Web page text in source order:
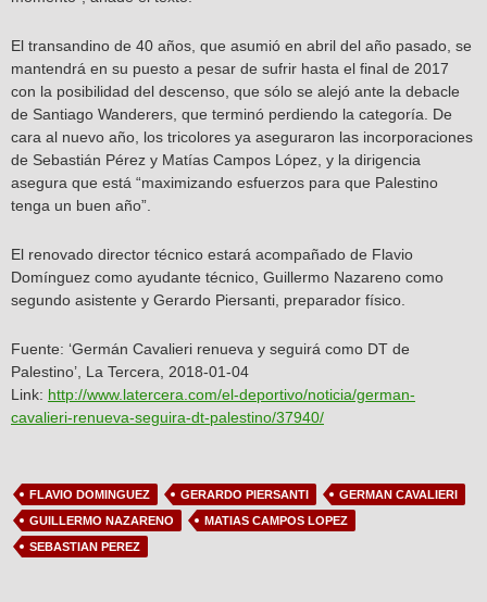
El transandino de 40 años, que asumió en abril del año pasado, se
mantendrá en su puesto a pesar de sufrir hasta el final de 2017
con la posibilidad del descenso, que sólo se alejó ante la debacle
de Santiago Wanderers, que terminó perdiendo la categoría. De
cara al nuevo año, los tricolores ya aseguraron las incorporaciones
de Sebastián Pérez y Matías Campos López, y la dirigencia
asegura que está “maximizando esfuerzos para que Palestino
tenga un buen año”.
El renovado director técnico estará acompañado de Flavio
Domínguez como ayudante técnico, Guillermo Nazareno como
segundo asistente y Gerardo Piersanti, preparador físico.
Fuente: ‘Germán Cavalieri renueva y seguirá como DT de
Palestino’, La Tercera, 2018-01-04
Link: http://www.latercera.com/el-deportivo/noticia/german-
cavalieri-renueva-seguira-dt-palestino/37940/
FLAVIO DOMINGUEZ GERARDO PIERSANTI
GERMAN CAVALIERI
GUILLERMO NAZARENO
MATIAS CAMPOS LOPEZ
SEBASTIAN PEREZ